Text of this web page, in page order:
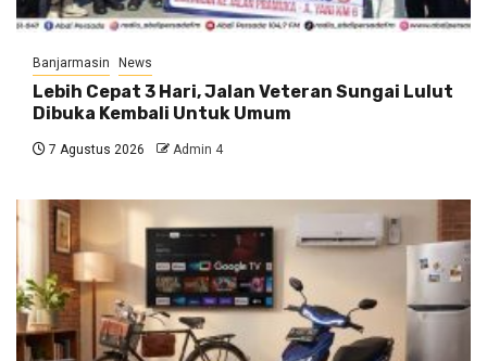
Banjarmasin News
Lebih Cepat 3 Hari, Jalan Veteran Sungai Lulut
Dibuka Kembali Untuk Umum
7 Agustus 2026 Admin 4